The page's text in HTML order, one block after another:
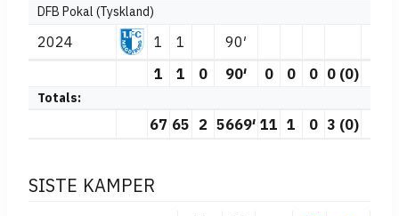
DFB Pokal (Tyskland)
2024 1 1
90′
1
1 0 90′ 0 0 0 0 (0)
Totals:
67 65 2 5669′ 11 1 0 3 (0)
SISTE KAMPER